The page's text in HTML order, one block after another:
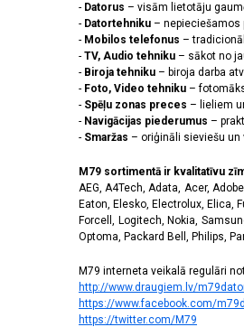
- Datorus – visām lietotāju
- Datortehniku – nepieciešamos
- Mobilos telefonus –
- TV, Audio tehniku – sākot no
- Biroja tehniku – biroja darba
- Foto, Video tehniku –
- Spēļu zonas preces – lieliem
- Navigācijas piederumus –
- Smaržas – oriģināli sieviešu
M79 sortimentā ir kvalitatīvu
AEG, A4Tech, Adata, Acer,
Eaton, Elesko, Electrolux, Elica,
Forcell, Logitech, Nokia,
Optoma, Packard Bell, Philips,
M79 interneta veikalā regulāri
http://www.draugiem.lv/
https://www.facebook.com/
https://twitter.com/M79